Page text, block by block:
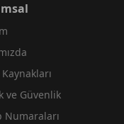
ve Güvenlik
Numaraları